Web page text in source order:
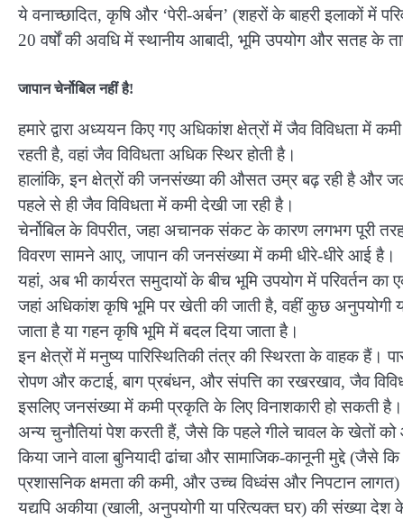
ये वनाच्छादित, कृषि और ‘पेरी-अर्बन’ (शहरों के बाहरी इलाकों
20 वर्षों की अवधि में स्थानीय आबादी, भूमि उपयोग और सतह के
जापान चेर्नोबिल नहीं है!
हमारे द्वारा अध्ययन किए गए अधिकांश क्षेत्रों में जैव विविधता में
रहती है, वहां जैव विविधता अधिक स्थिर होती है।
हालांकि, इन क्षेत्रों की जनसंख्या की औसत उम्र बढ़ रही है और
पहले से ही जैव विविधता में कमी देखी जा रही है।
चेर्नोबिल के विपरीत, जहा अचानक संकट के कारण लगभग पूरी
विवरण सामने आए, जापान की जनसंख्या में कमी धीरे-धीरे आई है।
यहां, अब भी कार्यरत समुदायों के बीच भूमि उपयोग में परिवर्तन का
जहां अधिकांश कृषि भूमि पर खेती की जाती है, वहीं कुछ अनुपयोगी
जाता है या गहन कृषि भूमि में बदल दिया जाता है।
इन क्षेत्रों में मनुष्य पारिस्थितिकी तंत्र की स्थिरता के वाहक
रोपण और कटाई, बाग प्रबंधन, और संपत्ति का रखरखाव, जैव
इसलिए जनसंख्या में कमी प्रकृति के लिए विनाशकारी हो सकती
अन्य चुनौतियां पेश करती हैं, जैसे कि पहले गीले चावल के खेतों को
किया जाने वाला बुनियादी ढांचा और सामाजिक-कानूनी मुद्दे (जैसे
प्रशासनिक क्षमता की कमी, और उच्च विध्वंस और निपटान
यद्यपि अकीया (खाली, अनुपयोगी या परित्यक्त घर) की